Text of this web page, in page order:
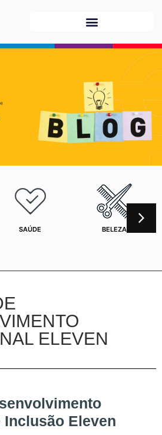
SAÚDE BELEZA
ELEVEN
Eleven